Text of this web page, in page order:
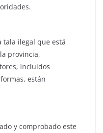
tala ilegal que está
provincia,
incluidos
están
y comprobado este